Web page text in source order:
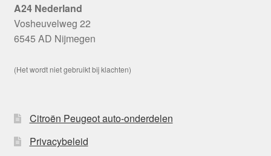
A24 Nederland
Vosheuvelweg 22
6545 AD Nijmegen
(Het wordt niet gebruikt bij klachten)
Citroën Peugeot auto-onderdelen
Privacybeleid